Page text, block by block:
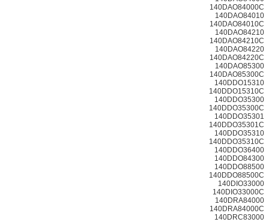
140DAO84000C
140DAO84010
140DAO84010C
140DAO84210
140DAO84210C
140DAO84220
140DAO84220C
140DAO85300
140DAO85300C
140DDO15310
140DDO15310C
140DDO35300
140DDO35300C
140DDO35301
140DDO35301C
140DDO35310
140DDO35310C
140DDO36400
140DDO84300
140DDO88500
140DDO88500C
140DIO33000
140DIO33000C
140DRA84000
140DRA84000C
140DRC83000